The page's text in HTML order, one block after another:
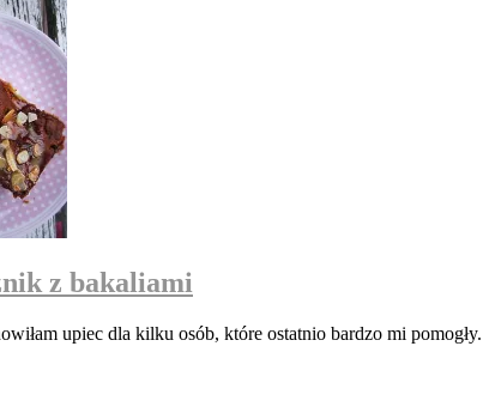
z bakaliami
upiec dla kilku osób, które ostatnio bardzo mi